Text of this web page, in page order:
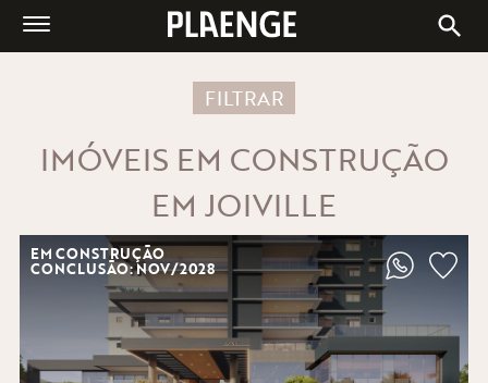
PLAENGE
CONOSCO
FILTRAR
IMÓVEIS EM CONSTRUÇÃO
EM JOIVILLE
EM CONSTRUÇÃO
CONCLUSÃO: NOV/2028